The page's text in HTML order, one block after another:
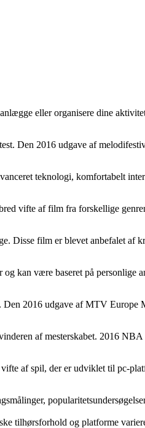
eller organisere dine
Den 2016 udgave af
teknologi, komfortabelt
vifte af film fra forskellige
Disse film er blevet anbefalet af
kan være baseret på personlige
Den 2016 udgave af MTV Europe
af mesterskabet. 2016
af spil, der er udviklet til pc-
tilhørsforhold og platforme